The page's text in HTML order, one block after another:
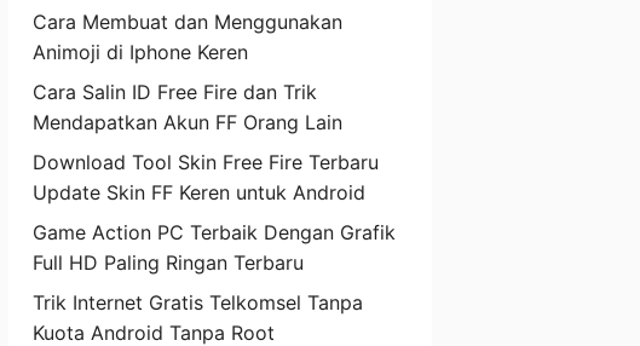
Cara Membuat dan Menggunakan
Animoji di Iphone Keren
Cara Salin ID Free Fire dan Trik
Mendapatkan Akun FF Orang Lain
Download Tool Skin Free Fire Terbaru
Update Skin FF Keren untuk Android
Game Action PC Terbaik Dengan Grafik
Full HD Paling Ringan Terbaru
Trik Internet Gratis Telkomsel Tanpa
Kuota Android Tanpa Root